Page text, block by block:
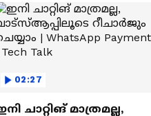
02:27
ചാറ്റിങ് മാത്രമല്ല,